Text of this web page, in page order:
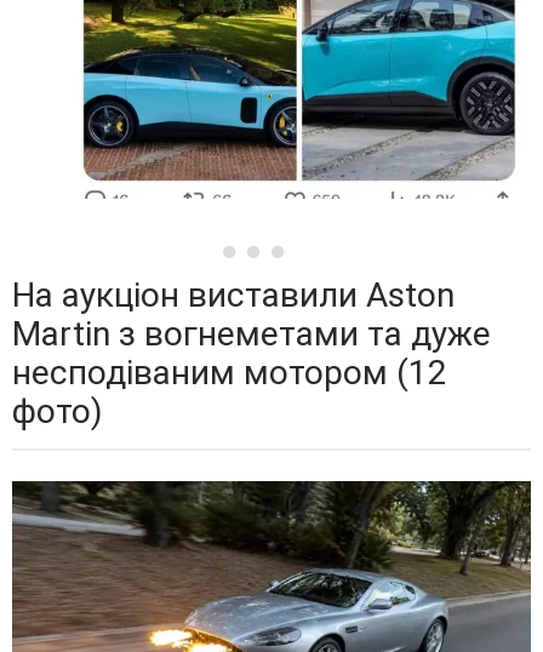
На аукціон виставили Aston
Martin з вогнеметами та дуже
несподіваним мотором (12
фото)